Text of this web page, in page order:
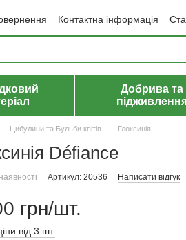
Контактна інформація
конфіденційності Договір публічної
Добрива та
Цибулини та Бульби квітів Глоксинія
Défiance
Артикул: 20536 Написати відгук
грн/шт.
від 3 шт.